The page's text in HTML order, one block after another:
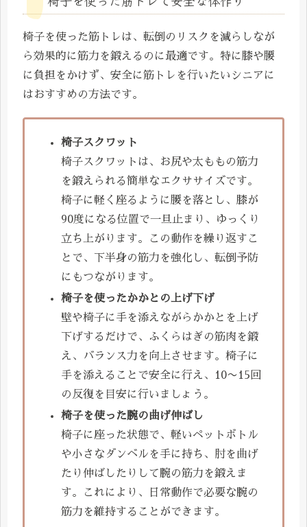
椅子を使った筋トレは、転倒のリスクを減らしなが
ら効果的に筋力を鍛えるのに最適です。特に膝や腰
に負担をかけず、安全に筋トレを行いたいシニアに
はおすすめの方法です。
椅子スクワット
椅子スクワットは、お尻や太ももの筋力
を鍛えられる簡単なエクササイズです。
椅子に軽く座るように腰を落とし、膝が
90度になる位置で一旦止まり、ゆっくり
立ち上がります。この動作を繰り返すこ
とで、下半身の筋力を強化し、転倒予防
にもつながります。
椅子を使ったかかとの上げ下げ
壁や椅子に手を添えながらかかとを上げ
下げするだけで、ふくらはぎの筋肉を鍛
え、バランス力を向上させます。椅子に
手を添えることで安全に行え、10〜15回
の反復を目安に行いましょう。
椅子を使った腕の曲げ伸ばし
椅子に座った状態で、軽いペットボトル
や小さなダンベルを手に持ち、肘を曲げ
たり伸ばしたりして腕の筋力を鍛えま
す。これにより、日常動作で必要な腕の
筋力を維持することができます。